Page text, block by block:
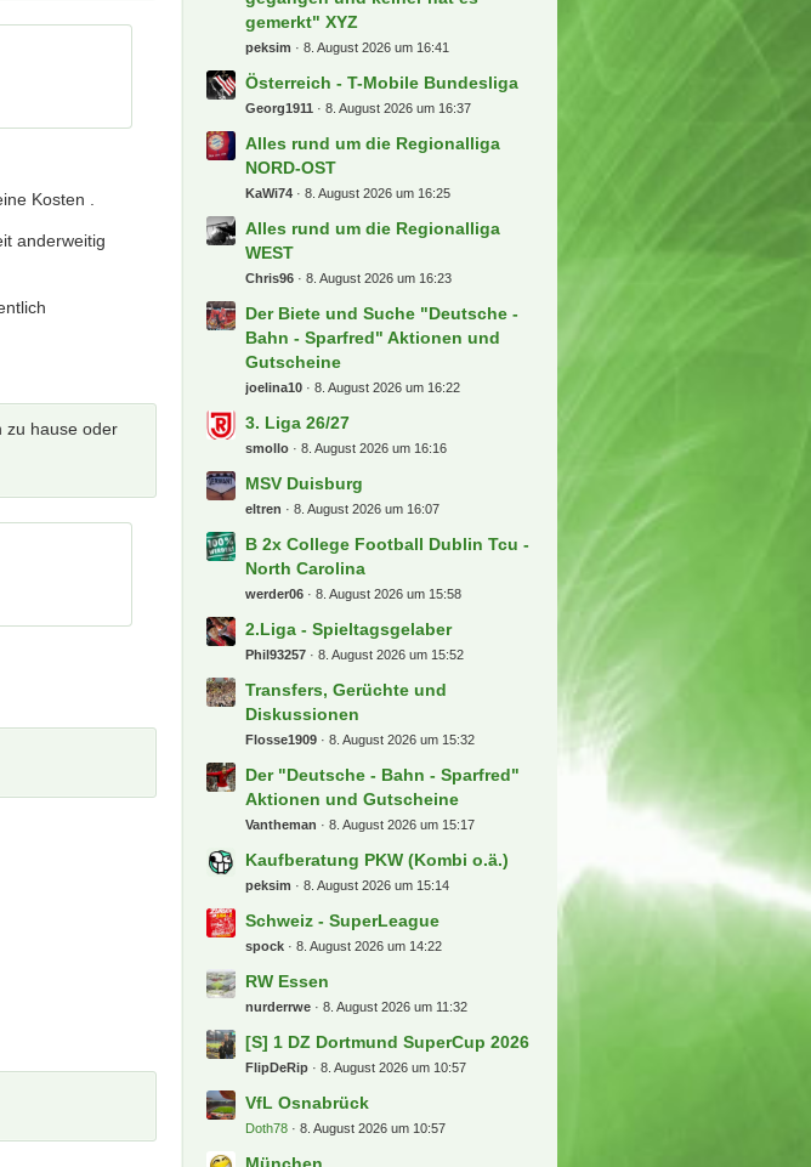
Kosten .
anderweitig
zu hause oder
Letzte Beiträge
gegangen und keiner hat es
gemerkt" XYZ
peksim 8. August 2026 um 16:41
Österreich - T-Mobile Bundesliga
Georg1911 8. August 2026 um 16:37
Alles rund um die Regionalliga
NORD-OST
KaWi74 8. August 2026 um 16:25
Alles rund um die Regionalliga
WEST
Chris96 8. August 2026 um 16:23
Der Biete und Suche "Deutsche -
Bahn - Sparfred" Aktionen und
Gutscheine
joelina10 8. August 2026 um 16:22
3. Liga 26/27
smollo 8. August 2026 um 16:16
MSV Duisburg
eltren 8. August 2026 um 16:07
B 2x College Football Dublin Tcu -
North Carolina
2.Liga - Spieltagsgelaber